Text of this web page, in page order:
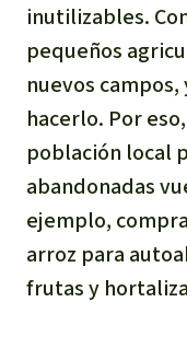
inutilizables.
pequeños
nuevos
hacerlo. Por eso,
población local
abandonadas
ejemplo,
arroz para
frutas y